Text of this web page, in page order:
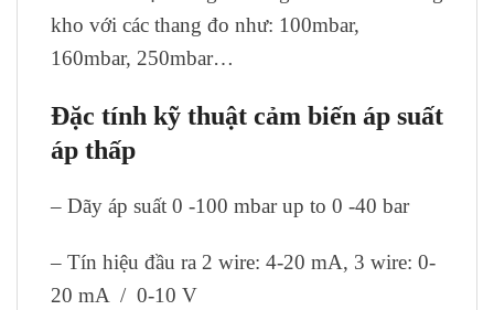
kho với các thang đo như: 100mbar,
160mbar, 250mbar…
Đặc tính kỹ thuật cảm biến áp suất
áp thấp
– Dãy áp suất 0 -100 mbar up to 0 -40 bar
– Tín hiệu đầu ra 2 wire: 4-20 mA, 3 wire: 0-
20 mA / 0-10 V